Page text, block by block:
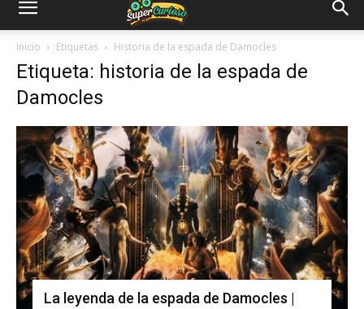
Inicio Etiquetas Historia de la espada de Damocles
Etiqueta: historia de la espada de
Damocles
La leyenda de la espada de Damocles |